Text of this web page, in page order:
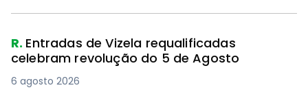
R. Entradas de Vizela requalificadas
celebram revolução do 5 de Agosto
6 agosto 2026